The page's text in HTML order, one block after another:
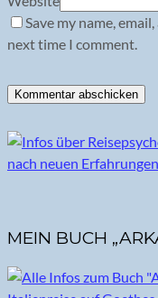
Save my name,
next time I comment.
MEIN BUCH